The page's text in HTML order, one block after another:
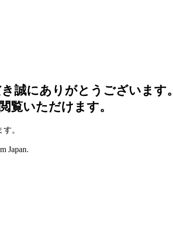
誠にありがとうございます。
覧いただけます。
。
Japan.